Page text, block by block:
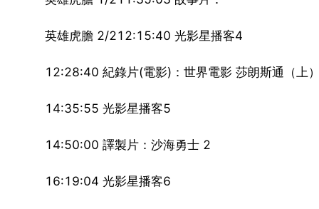
英雄虎膽 2/212:15:40 光影星播客4
12:28:40 紀錄片(電影)：世界電影 莎朗斯通（上
14:35:55 光影星播客5
14:50:00 譯製片：沙海勇士 2
16:19:04 光影星播客6